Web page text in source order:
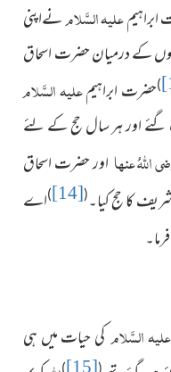
علیہ السَّلامنےاپنی
کے درمیان حضرت اسحاق
)حضرت ابراہیمعلیہ السَّلام
گئے اور ہر سال حج کے لئے
اللہُ عنہا اور حضرت اسحاق
کا حج کیا۔(
[14]
)اے
علیہ السَّلامکی حیات میں ہی
(
[15]
)